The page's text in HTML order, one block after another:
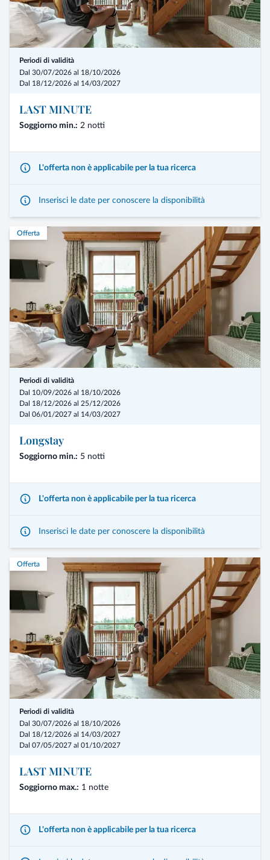
Periodi di validità
Dal 30/07/2026 al 18/10/2026
Dal 18/12/2026 al 14/03/2027
LAST MINUTE
Soggiorno min.: 2 notti
L'offerta non è applicabile per la tua ricerca
Inserisci le date per conoscere la disponibilità
Offerta
Periodi di validità
Dal 10/09/2026 al 18/10/2026
Dal 18/12/2026 al 25/12/2026
Dal 06/01/2027 al 14/03/2027
Longstay
Soggiorno min.: 5 notti
L'offerta non è applicabile per la tua ricerca
Inserisci le date per conoscere la disponibilità
Offerta
Periodi di validità
Dal 30/07/2026 al 18/10/2026
Dal 18/12/2026 al 14/03/2027
Dal 07/05/2027 al 01/10/2027
LAST MINUTE
Soggiorno max.: 1 notte
L'offerta non è applicabile per la tua ricerca